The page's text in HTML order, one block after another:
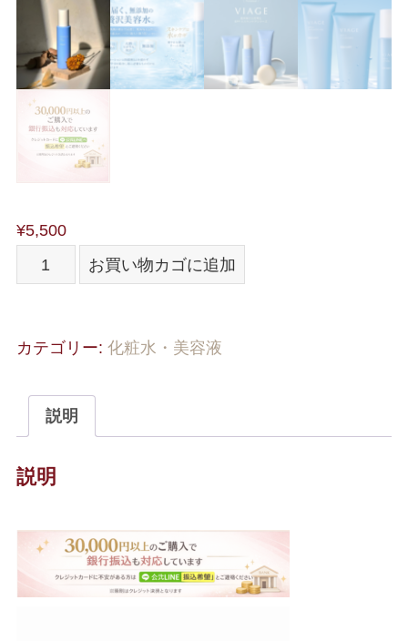
¥5,500
【リ
ニ
ー
ル】
ド
ク
お買い物カゴに追加
カテゴリー: 化粧水・美容液
説明
説明